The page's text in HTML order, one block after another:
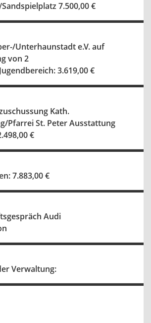
7.500,00 €
Unterhaunstadt e.V. auf
von 2
3.619,00 €
Kath.
Pfarrei St. Peter Ausstattung
€
7.883,00 €
Audi
Verwaltung: